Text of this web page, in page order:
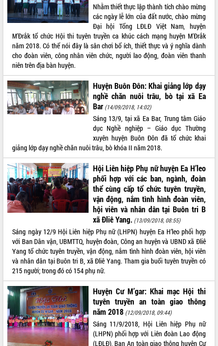
Nhằm thiết thực lập thành tích chào mừng
các ngày lễ lớn của đất nước, chào mừng
Đại hội Tổng LĐLĐ Việt Nam, huyện
M’Đrắk tổ chức Hội thi tuyên truyền ca khúc cách mạng huyện M'Đrắk
năm 2018. Có thể nói đây là sân chơi bổ ích, thiết thực và ý nghĩa dành
cho đoàn viên, công nhân viên chức, người lao động, đoàn viên thanh
niên trên địa bàn huyện.
Huyện Buôn Đôn: Khai giảng lớp dạy
nghề chăn nuôi trâu, bò tại xã Ea
Bar (14/09/2018, 14:02)
Sáng 13/9, tại xã Ea Bar, Trung tâm Giáo
dục Nghề nghiệp – Giáo dục Thường
xuyên huyện Buôn Đôn đã tổ chức khai
giảng lớp dạy nghề chăn nuôi trâu, bò khóa II năm 2018.
Hội Liên hiệp Phụ nữ huyện Ea H’leo
phối hợp với các ban, ngành, đoàn
thể cùng cấp tổ chức tuyên truyền,
vận động, nắm tình hình đoàn viên,
hội viên và nhân dân tại Buôn tri B
xã Đliê Yang. (13/09/2018, 08:55)
Sáng ngày 12/9 Hội Liên hiệp Phụ nữ (LHPN) huyện Ea H’leo phối hợp
với Ban Dân vận, UBMTTQ, huyện đoàn, Công an huyện và UBND xã Đliê
Yang tổ chức tuyên truyền, vận động, nắm tình hình đoàn viên, hội viên
và nhân dân tại Buôn tri B, xã Đliê Yang. Tham gia buổi tuyên truyền có
215 người; trong đó có 154 phụ nữ.
Huyện Cư M’gar: Khai mạc Hội thi
tuyên truyền an toàn giao thông
năm 2018 (12/09/2018, 09:44)
Sáng 11/9/2018, Hội Liên hiệp Phụ nữ
(LHPN) phối hợp với Liên đoàn Lao động
(LĐLĐ), Ban An toàn giao thông huyện Cư